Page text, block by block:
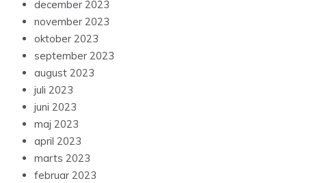
december 2023
november 2023
oktober 2023
september 2023
august 2023
juli 2023
juni 2023
maj 2023
april 2023
marts 2023
februar 2023